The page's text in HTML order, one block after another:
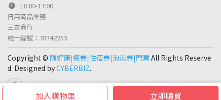
加入購物車 立即購買
10:00-17:00
日用商品業務
三友商行
統一編號：78742253
Copyright © 購好康|餐券|住宿券|泡湯券|門票All Rights Reserve
d. Designed byCYBERBIZ.